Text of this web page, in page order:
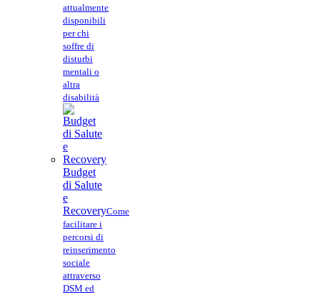
attualmente
disponibili
per chi
soffre di
disturbi
mentali o
altra
disabilità
Budget
di Salute
e
RecoveryCome
facilitare i
percorsi di
reinserimento
sociale
attraverso
DSM ed